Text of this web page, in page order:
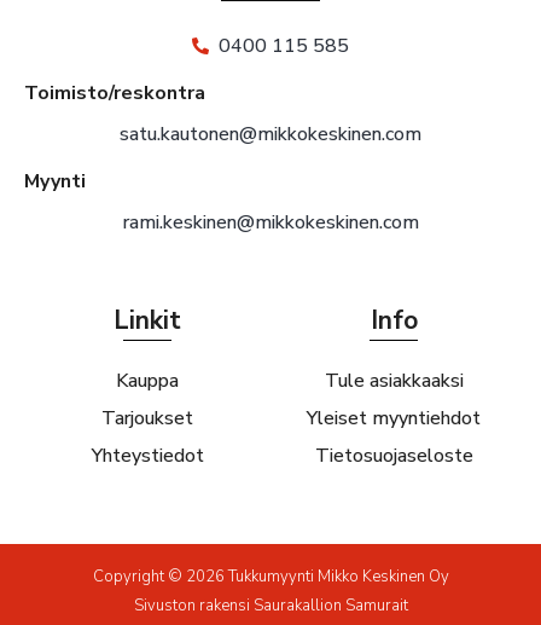
0400 115 585
Toimisto/reskontra
satu.kautonen@mikkokeskinen.com
Myynti
rami.keskinen@mikkokeskinen.com
Linkit
Kauppa
Tarjoukset
Yhteystiedot
Info
Tule asiakkaaksi
Yleiset myyntiehdot
Tietosuojaseloste
Copyright © 2026 Tukkumyynti Mikko Keskinen Oy
Sivuston rakensi Saurakallion Samurait